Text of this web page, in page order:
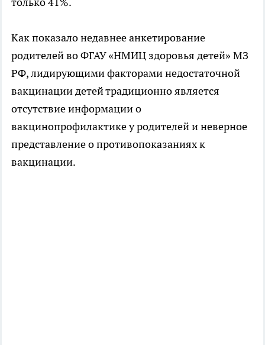
Как показало недавнее анкетирование
родителей во ФГАУ «НМИЦ здоровья детей» МЗ
РФ, лидирующими факторами недостаточной
вакцинации детей традиционно является
отсутствие информации о
вакцинопрофилактике у родителей и неверное
представление о противопоказаниях к
вакцинации.